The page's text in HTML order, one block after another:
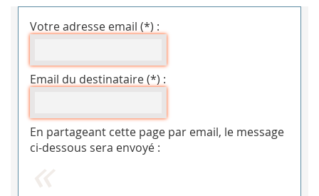
Votre adresse email (*) :
Email du destinataire (*) :
En partageant cette page par email, le message
ci-dessous sera envoyé :